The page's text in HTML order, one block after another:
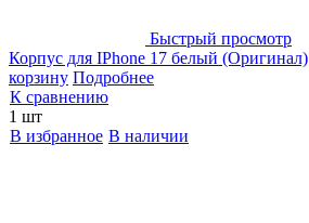
Быстрый просмотр
Корпус для IPhone 17 белый (Оригинал)
корзину Подробнее
К сравнению
1 шт
В избранное В наличии